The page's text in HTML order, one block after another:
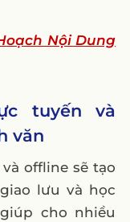
Nội Dung
tuyến và
văn
offline sẽ tạo
lưu và học
cho nhiều